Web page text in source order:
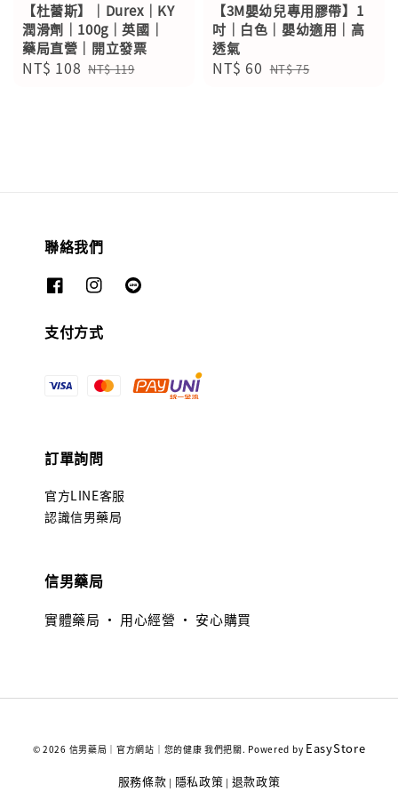
【杜蕾斯】｜Durex｜KY
潤滑劑｜100g｜英國｜
藥局直營｜開立發票
Sale
NT$ 108 Regular
NT$ 119
【3M嬰幼兒專用膠帶】1
吋｜白色｜嬰幼適用｜高
透氣
Sale
NT$ 60 Regular
NT$ 75
聯絡我們
支付方式
訂單詢問
官方LINE客服
認識信男藥局
信男藥局
實體藥局 · 用心經營 · 安心購買
© 2026 信男藥局｜官方網站｜您的健康 我們把關. Powered by EasyStore
服務條款 | 隱私政策 | 退款政策